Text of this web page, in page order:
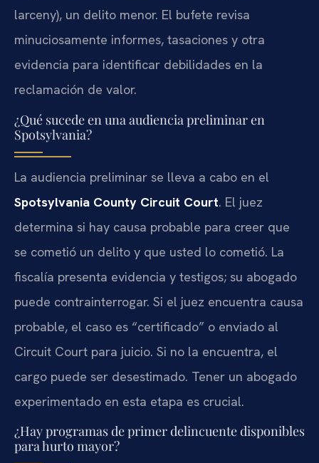
larceny), un delito menor. El bufete revisa
minuciosamente informes, tasaciones y otra
evidencia para identificar debilidades en la
reclamación de valor.
¿Qué sucede en una audiencia preliminar en
Spotsylvania?
La audiencia preliminar se lleva a cabo en el
Spotsylvania County Circuit Court. El juez
determina si hay causa probable para creer que
se cometió un delito y que usted lo cometió. La
fiscalía presenta evidencia y testigos; su abogado
puede contrainterrogar. Si el juez encuentra causa
probable, el caso es “certificado” o enviado al
Circuit Court para juicio. Si no la encuentra, el
cargo puede ser desestimado. Tener un abogado
experimentado en esta etapa es crucial.
¿Hay programas de primer delincuente disponibles
para hurto mayor?